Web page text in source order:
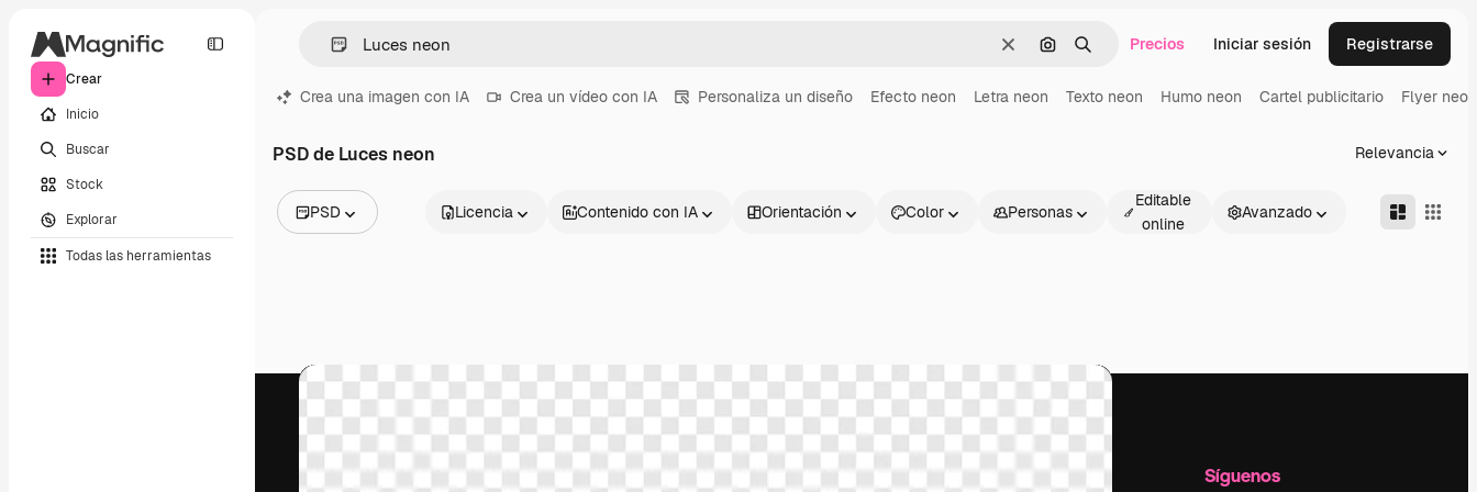
Crear
Inicio
Buscar
Stock
Explorar
Todas las herramientas
BorrarBuscar por imagen
BuscarPrecios Iniciar sesión Registrarse
Crea una imagen con IA Crea un vídeo con IA Personaliza un diseño Efecto neon Letra neon Texto neon Humo neon Cartel publicitario Flyer neon
PSD de Luces neon Relevancia
PSD
Vídeos
Iconos
Fuentes
Licencia Contenido con IA Orientación Color Personas
Editable
online
Avanzado
Productos Información útil Síguenos